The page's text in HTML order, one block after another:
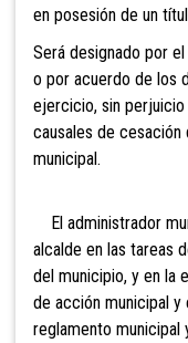
en posesión de un
Será designado por
o por acuerdo de los
ejercicio, sin
causales de cesación
municipal.
El administrador
alcalde en las tareas
del municipio, y en la
de acción municipal
reglamento municipal